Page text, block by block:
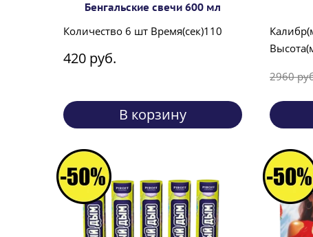
Бенгальские свечи 600 мл
Количество 6 шт Время(сек)110
420 руб.
В корзину
2960